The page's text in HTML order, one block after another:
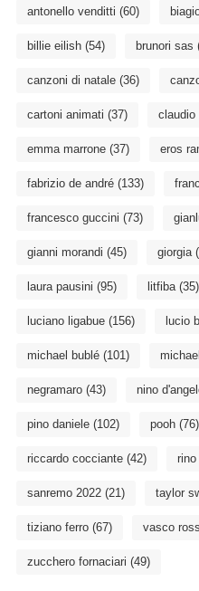
antonello venditti (60)
billie eilish(54) brunori sas
canzoni di natale(36)
cartoni animati (37) claudio
emma marrone(37) eros
fabrizio de andré(133)
francesco guccini (73)
gianni morandi (45) giorgia
laura pausini (95) litfiba(35)
luciano ligabue(156) lucio
michael bublé(101)
negramaro(43) nino
pino daniele(102) pooh(76)
riccardo cocciante(42) rino
sanremo 2022(21) taylor
tiziano ferro(67) vasco
zucchero fornaciari (49)